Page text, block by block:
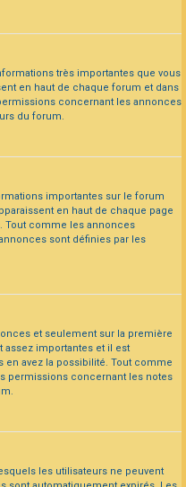
très importantes que vous
en haut de chaque forum et dans
concernant les annonces
du forum.
importantes sur le forum
en haut de chaque page
Tout comme les annonces
sont définies par les
et seulement sur la première
assez importantes et il est
avez la possibilité. Tout comme
permissions concernant les notes
les utilisateurs ne peuvent